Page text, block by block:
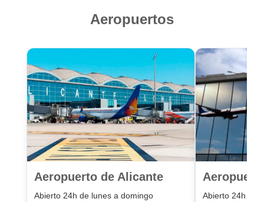
Aeropuertos
Aeropuerto de Alicante
Abierto 24h de lunes a domingo
Abierto 24h de